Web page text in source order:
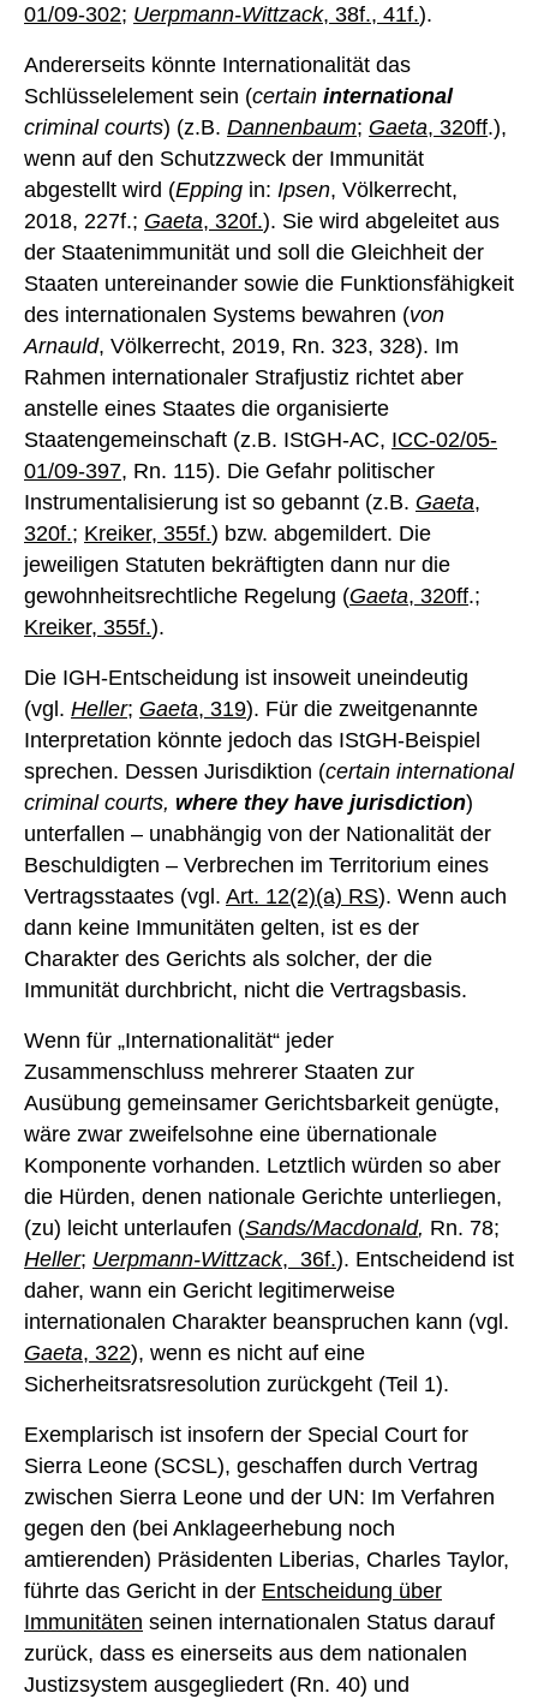
01/09-302; Uerpmann-Wittzack, 38f., 41f.).
Andererseits könnte Internationalität das
Schlüsselelement sein (certain international
criminal courts) (z.B. Dannenbaum; Gaeta, 320ff.),
wenn auf den Schutzzweck der Immunität
abgestellt wird (Epping in: Ipsen, Völkerrecht,
2018, 227f.; Gaeta, 320f.). Sie wird abgeleitet aus
der Staatenimmunität und soll die Gleichheit der
Staaten untereinander sowie die Funktionsfähigkeit
des internationalen Systems bewahren (von
Arnauld, Völkerrecht, 2019, Rn. 323, 328). Im
Rahmen internationaler Strafjustiz richtet aber
anstelle eines Staates die organisierte
Staatengemeinschaft (z.B. IStGH-AC, ICC-02/05-
01/09-397, Rn. 115). Die Gefahr politischer
Instrumentalisierung ist so gebannt (z.B. Gaeta,
320f.; Kreiker, 355f.) bzw. abgemildert. Die
jeweiligen Statuten bekräftigten dann nur die
gewohnheitsrechtliche Regelung (Gaeta, 320ff.;
Kreiker, 355f.).
Die IGH-Entscheidung ist insoweit uneindeutig
(vgl. Heller; Gaeta, 319). Für die zweitgenannte
Interpretation könnte jedoch das IStGH-Beispiel
sprechen. Dessen Jurisdiktion (certain international
criminal courts, where they have jurisdiction)
unterfallen – unabhängig von der Nationalität der
Beschuldigten – Verbrechen im Territorium eines
Vertragsstaates (vgl. Art. 12(2)(a) RS). Wenn auch
dann keine Immunitäten gelten, ist es der
Charakter des Gerichts als solcher, der die
Immunität durchbricht, nicht die Vertragsbasis.
Wenn für „Internationalität“ jeder
Zusammenschluss mehrerer Staaten zur
Ausübung gemeinsamer Gerichtsbarkeit genügte,
wäre zwar zweifelsohne eine übernationale
Komponente vorhanden. Letztlich würden so aber
die Hürden, denen nationale Gerichte unterliegen,
(zu) leicht unterlaufen (Sands/Macdonald, Rn. 78;
Heller; Uerpmann-Wittzack, 36f.). Entscheidend ist
daher, wann ein Gericht legitimerweise
internationalen Charakter beanspruchen kann (vgl.
Gaeta, 322), wenn es nicht auf eine
Sicherheitsratsresolution zurückgeht (Teil 1).
Exemplarisch ist insofern der Special Court for
Sierra Leone (SCSL), geschaffen durch Vertrag
zwischen Sierra Leone und der UN: Im Verfahren
gegen den (bei Anklageerhebung noch
amtierenden) Präsidenten Liberias, Charles Taylor,
führte das Gericht in der Entscheidung über
Immunitäten seinen internationalen Status darauf
zurück, dass es einerseits aus dem nationalen
Justizsystem ausgegliedert (Rn. 40) und